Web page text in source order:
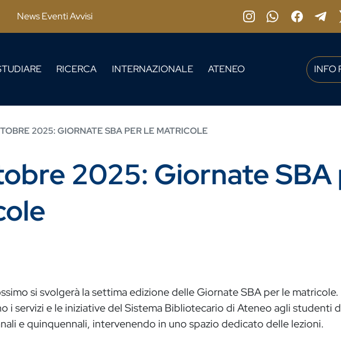
News Eventi Avvisi
InstagramWhatsappFacebook
RICERCA INTERNAZIONALE ATENEO INFO
2025: GIORNATE SBA PER LE MATRICOLE
2025: Giornate SBA
si svolgerà la settima edizione delle Giornate SBA per le matricole.
i servizi e le iniziative del Sistema Bibliotecario di Ateneo agli studenti
e quinquennali, intervenendo in uno spazio dedicato delle lezioni.